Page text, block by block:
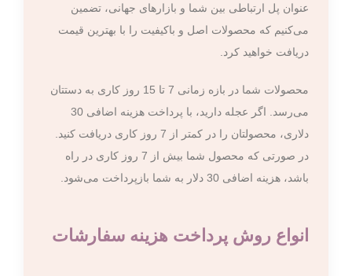
عنوان پل ارتباطی بین شما و بازارهای جهانی، تضمین
می‌کنیم که محصولات اصل و باکیفیت را با بهترین قیمت
دریافت خواهید کرد.
محصولات شما در بازه زمانی 7 تا 15 روز کاری به دستتان
می‌رسد. اگر عجله دارید، با پرداخت هزینه اضافی 30
دلاری، محصولتان را در کمتر از 7 روز کاری دریافت کنید.
در صورتی که محصول شما بیش از 7 روز کاری در راه
باشد، هزینه اضافی 30 دلار به شما بازپرداخت می‌شود.
انواع روش پرداخت هزینه سفارشات